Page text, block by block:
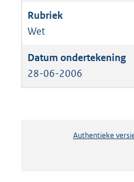
Wet
28-06-2006
Authentieke